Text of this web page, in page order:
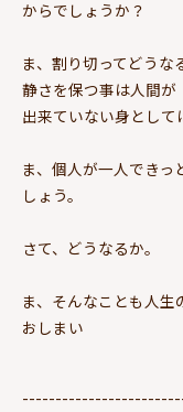
からでしょうか？
ま、割り切ってどう
静さを保つ事は人間が
出来ていない身として
ま、個人が一人できっ
しょう。
さて、どうなるか。
ま、そんなことも人
おしまい